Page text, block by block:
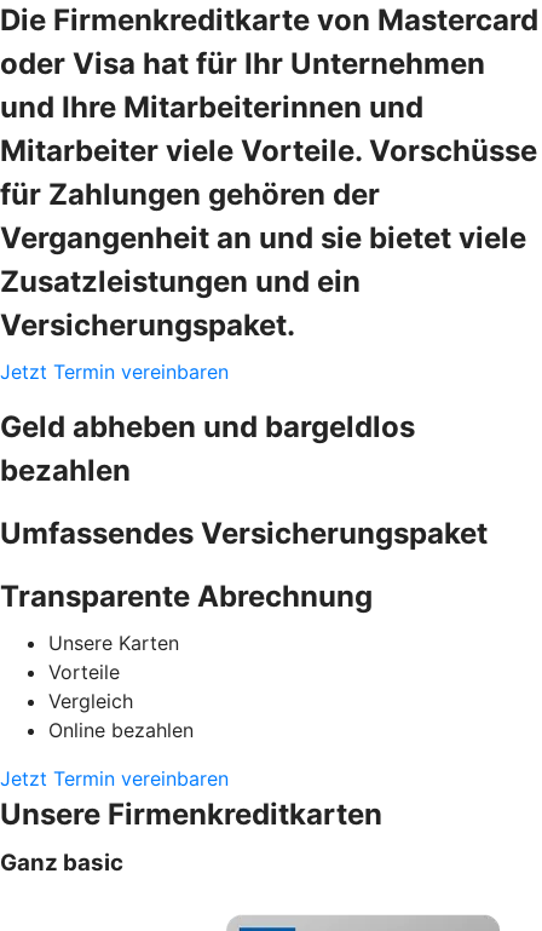
Die Firmenkreditkarte von Mastercard
oder Visa hat für Ihr Unternehmen
und Ihre Mitarbeiterinnen und
Mitarbeiter viele Vorteile. Vorschüsse
für Zahlungen gehören der
Vergangenheit an und sie bietet viele
Zusatzleistungen und ein
Versicherungspaket.
Jetzt Termin vereinbaren
Geld abheben und bargeldlos
bezahlen
Umfassendes Versicherungspaket
Transparente Abrechnung
Unsere Karten
Vorteile
Vergleich
Online bezahlen
Jetzt Termin vereinbaren
Unsere Firmenkreditkarten
Ganz basic